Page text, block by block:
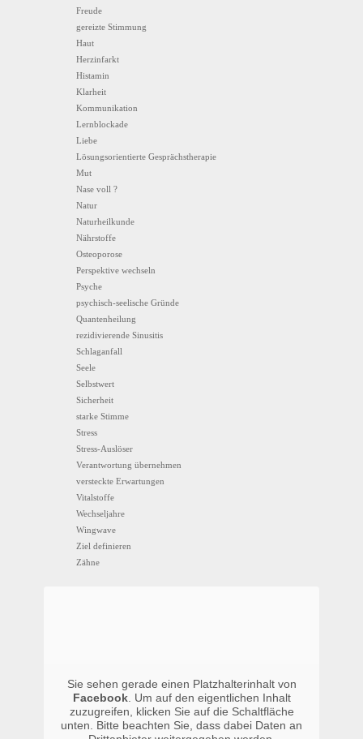
Freude
gereizte Stimmung
Haut
Herzinfarkt
Histamin
Klarheit
Kommunikation
Lernblockade
Liebe
Lösungsorientierte Gesprächstherapie
Mut
Nase voll ?
Natur
Naturheilkunde
Nährstoffe
Osteoporose
Perspektive wechseln
Psyche
psychisch-seelische Gründe
Quantenheilung
rezidivierende Sinusitis
Schlaganfall
Seele
Selbstwert
Sicherheit
starke Stimme
Stress
Stress-Auslöser
Verantwortung übernehmen
versteckte Erwartungen
Vitalstoffe
Wechseljahre
Wingwave
Ziel definieren
Zähne
Sie sehen gerade einen Platzhalterinhalt von
Facebook. Um auf den eigentlichen Inhalt
zuzugreifen, klicken Sie auf die Schaltfläche
unten. Bitte beachten Sie, dass dabei Daten an